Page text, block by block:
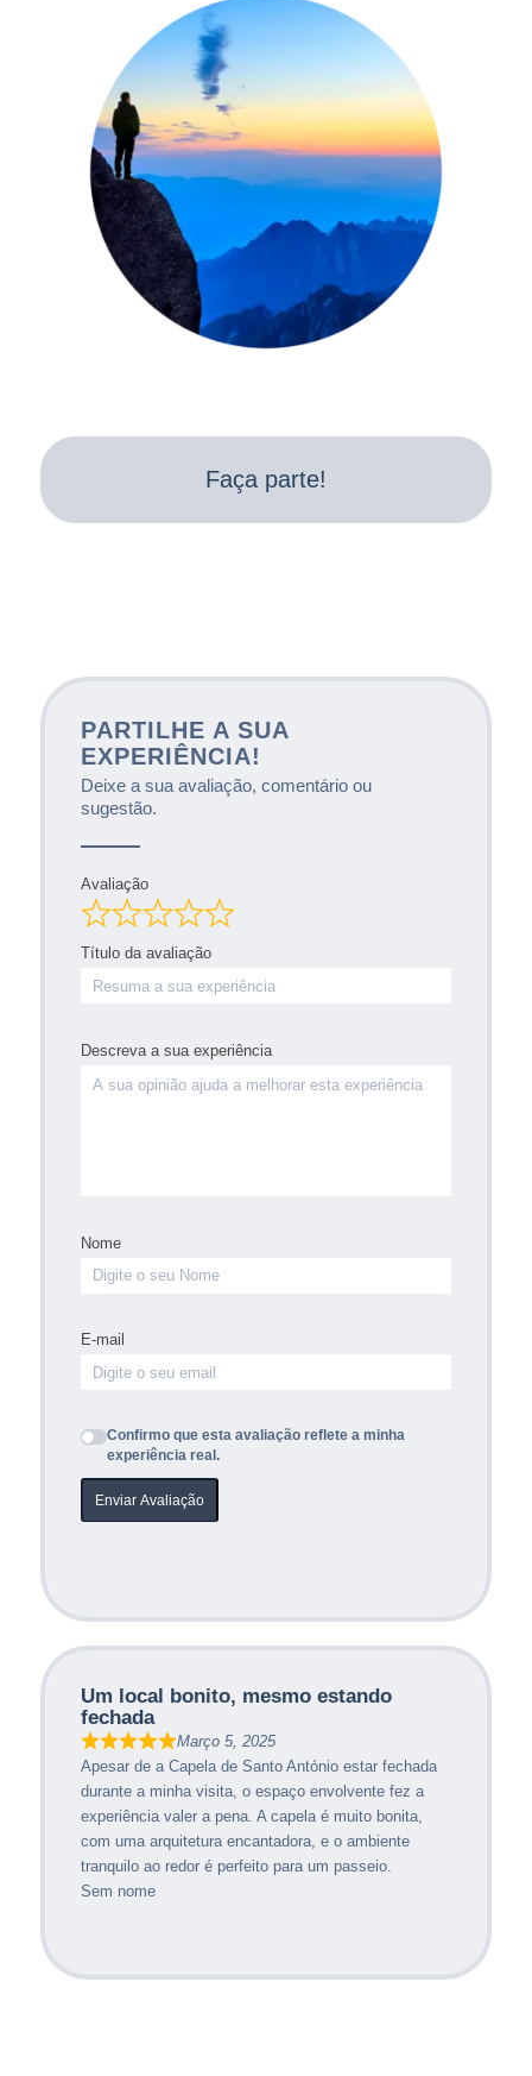
Faça parte!
PARTILHE A SUA
EXPERIÊNCIA!
Deixe a sua avaliação, comentário ou
sugestão.
Avaliação
Título da avaliação
Descreva a sua experiência
Nome
E-mail
Confirmo que esta avaliação reflete a minha
experiência real.
Enviar Avaliação
Um local bonito, mesmo estando
fechada
Março 5, 2025
Apesar de a Capela de Santo António estar fechada
durante a minha visita, o espaço envolvente fez a
experiência valer a pena. A capela é muito bonita,
com uma arquitetura encantadora, e o ambiente
tranquilo ao redor é perfeito para um passeio.
Sem nome